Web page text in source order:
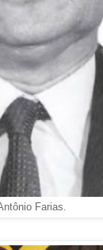
Farias.